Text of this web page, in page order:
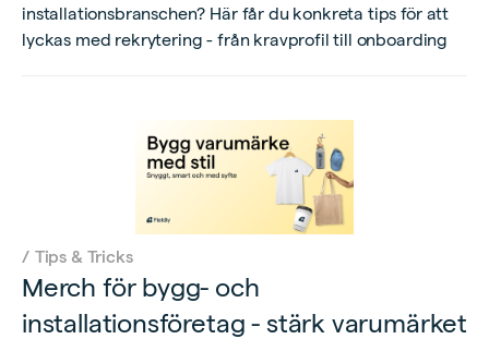
installationsbranschen? Här får du konkreta tips för att
lyckas med rekrytering - från kravprofil till onboarding
/ Tips & Tricks
Merch för bygg- och
installationsföretag - stärk varumärket